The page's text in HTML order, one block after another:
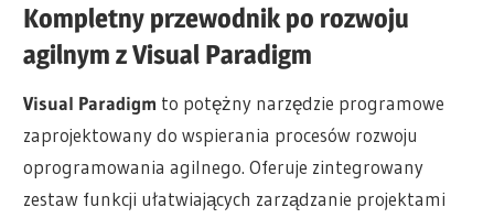
and
More
Kompletny przewodnik po rozwoju
agilnym z Visual Paradigm
Visual Paradigm to potężny narzędzie programowe
zaprojektowany do wspierania procesów rozwoju
oprogramowania agilnego. Oferuje zintegrowany
zestaw funkcji ułatwiających zarządzanie projektami